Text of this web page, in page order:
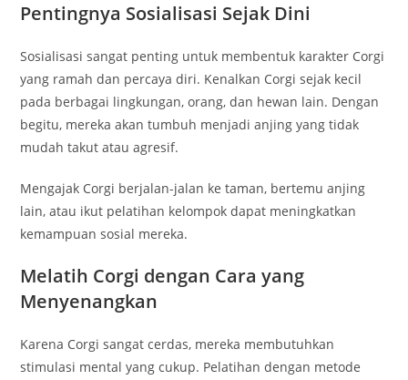
Pentingnya Sosialisasi Sejak Dini
Sosialisasi sangat penting untuk membentuk karakter Corgi
yang ramah dan percaya diri. Kenalkan Corgi sejak kecil
pada berbagai lingkungan, orang, dan hewan lain. Dengan
begitu, mereka akan tumbuh menjadi anjing yang tidak
mudah takut atau agresif.
Mengajak Corgi berjalan-jalan ke taman, bertemu anjing
lain, atau ikut pelatihan kelompok dapat meningkatkan
kemampuan sosial mereka.
Melatih Corgi dengan Cara yang
Menyenangkan
Karena Corgi sangat cerdas, mereka membutuhkan
stimulasi mental yang cukup. Pelatihan dengan metode